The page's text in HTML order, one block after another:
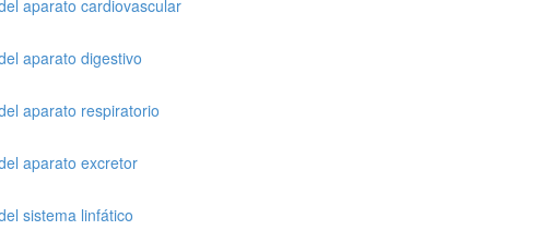
aparato cardiovascular
aparato digestivo
aparato respiratorio
aparato excretor
sistema linfático